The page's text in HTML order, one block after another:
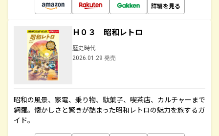
詳細を見る
Ｈ０３ 昭和レトロ
歴史時代
2026.01.29 発売
昭和の風景、家電、乗り物、駄菓子、喫茶店、カルチャーまで
網羅。懐かしさと驚きが詰まった昭和レトロの魅力を旅するガ
イド。